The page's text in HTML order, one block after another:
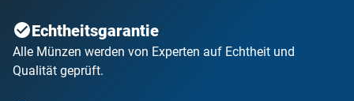
Echtheitsgarantie
Alle Münzen werden von Experten auf Echtheit und
Qualität geprüft.